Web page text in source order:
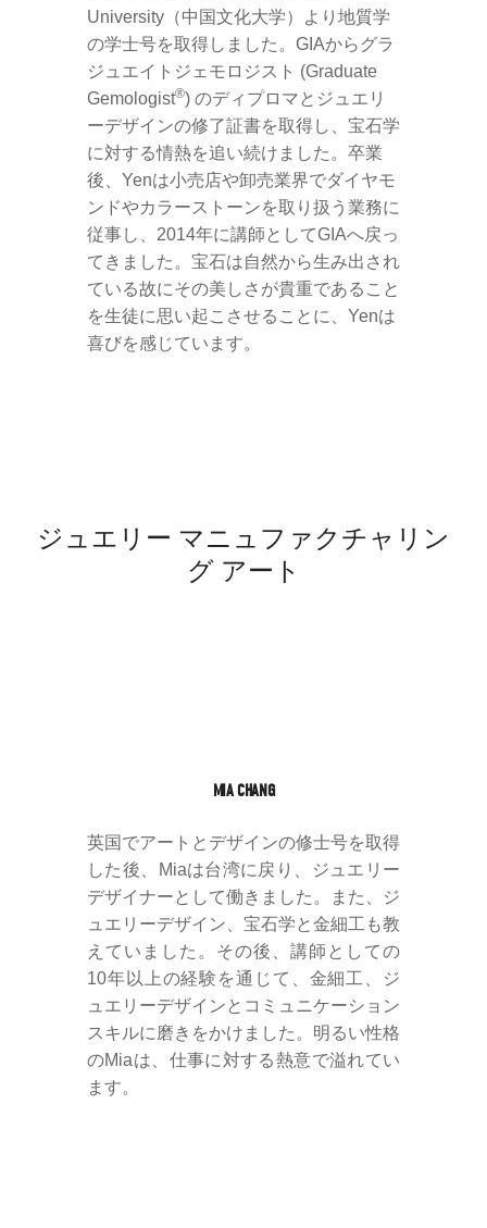
University（中国文化大学）より地質学
の学士号を取得しました。GIAからグラ
ジュエイトジェモロジスト (Graduate
Gemologist®) のディプロマとジュエリ
ーデザインの修了証書を取得し、宝石学
に対する情熱を追い続けました。卒業
後、Yenは小売店や卸売業界でダイヤモ
ンドやカラーストーンを取り扱う業務に
従事し、2014年に講師としてGIAへ戻っ
てきました。宝石は自然から生み出され
ている故にその美しさが貴重であること
を生徒に思い起こさせることに、Yenは
喜びを感じています。
ジュエリー マニュファクチャリン
グ アート
MIA CHANG
英国でアートとデザインの修士号を取得
した後、Miaは台湾に戻り、ジュエリー
デザイナーとして働きました。また、ジ
ュエリーデザイン、宝石学と金細工も教
えていました。その後、講師としての
10年以上の経験を通じて、金細工、ジ
ュエリーデザインとコミュニケーション
スキルに磨きをかけました。明るい性格
のMiaは、仕事に対する熱意で溢れてい
ます。